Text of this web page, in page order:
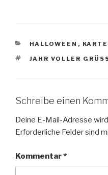
KATEGORIEN
HALLOWEEN ,
SCHLAGWÖRTER
JAHR VOLLER
Schreibe einen
Deine E-Mail-Adresse
Erforderliche Felder sind
Kommentar*